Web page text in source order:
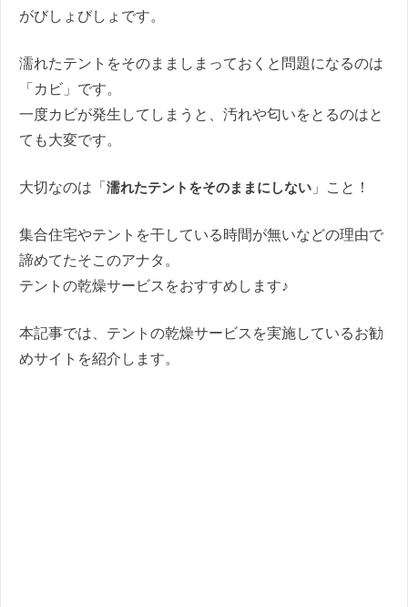
がびしょびしょです。
濡れたテントをそのまましまっておくと問題になるのは
「カビ」です。
一度カビが発生してしまうと、汚れや匂いをとるのはと
ても大変です。
大切なのは「 濡れたテントをそのままにしない 」こと！
集合住宅やテントを干している時間が無いなどの理由で
諦めてたそこのアナタ。
テントの乾燥サービスをおすすめします♪
本記事では、テントの乾燥サービスを実施しているお勧
めサイトを紹介します。